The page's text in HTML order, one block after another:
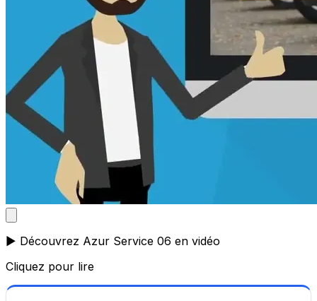
▶️ Découvrez Azur Service 06 en vidéo
Cliquez pour lire